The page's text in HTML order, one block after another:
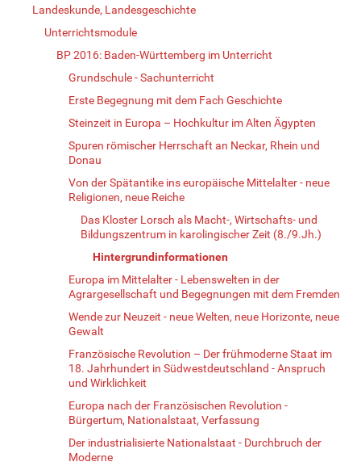
Landeskunde, Landesgeschichte
Unterrichtsmodule
BP 2016: Baden-Württemberg im Unterricht
Grundschule - Sachunterricht
Erste Begegnung mit dem Fach Geschichte
Steinzeit in Europa – Hochkultur im Alten Ägypten
Spuren römischer Herrschaft an Neckar, Rhein und
Donau
Von der Spätantike ins europäische Mittelalter - neue
Religionen, neue Reiche
Das Kloster Lorsch als Macht-, Wirtschafts- und
Bildungszentrum in karolingischer Zeit (8./9.Jh.)
Hintergrundinformationen
Europa im Mittelalter - Lebenswelten in der
Agrargesellschaft und Begegnungen mit dem Fremden
Wende zur Neuzeit - neue Welten, neue Horizonte, neue
Gewalt
Französische Revolution – Der frühmoderne Staat im
18. Jahrhundert in Südwestdeutschland - Anspruch
und Wirklichkeit
Europa nach der Französischen Revolution -
Bürgertum, Nationalstaat, Verfassung
Der industrialisierte Nationalstaat - Durchbruch der
Moderne